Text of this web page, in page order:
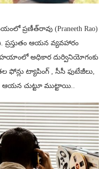
ప్రణీత్‌రావు (Praneeth Rao)
ఆయన వ్యవహారం
హయాంలో అధికార దుర్వినియోగంకు
ఫోన్లు ట్యాపింగ్‌ , సీసీ ఫుటేజీలు,
ఆయన చుట్టూ ముట్టాయి..